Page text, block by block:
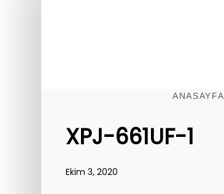
ANASAYFA
XPJ-661UF-1
Ekim 3, 2020